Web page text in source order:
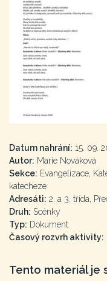
Datum nahrání: 15. 09.
Autor: Marie Nováková
Sekce: Evangelizace,
katecheze
Adresáti: 2. a 3. třída,
Druh: Scénky
Typ: Dokument
Časový rozvrh aktivity:
Tento materiál je